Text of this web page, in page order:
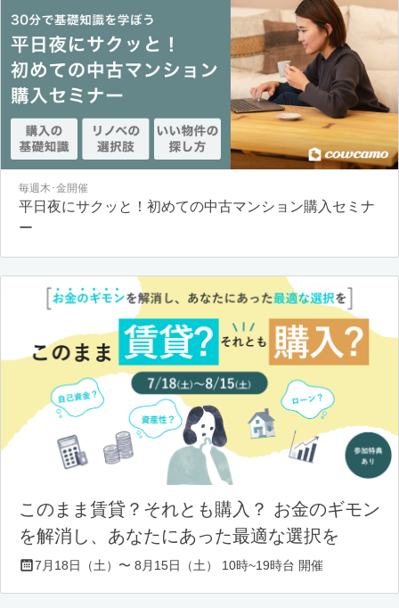
毎週木･金開催
平日夜にサクッと！初めての中古マンション購入セミナ
ー
このまま賃貸？それとも購入？ お金のギモン
を解消し、あなたにあった最適な選択を
7月18日（土）〜 8月15日（土） 10時~19時台 開催